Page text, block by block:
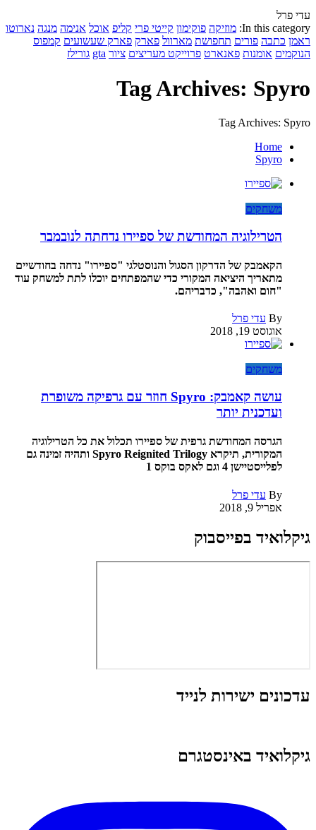
עדי פרל
In this category: מוזיקה פוקימון קייטי פרי קליפ אוכל אנימה מנגה נארוטו
ראמן כתבה פורים תחפושת מארוול פארק פארק שעשועים קמפוס
הנוקמים אומנות פאנארט פרוייקט מעריצים ציור gta גורילז
Tag Archives: Spyro
Tag Archives: Spyro
Home
Spyro
משחקים
הטרילוגיה המחודשת של ספיירו נדחתה לנובמבר
הקאמבק של הדרקון הסגול והנוסטלגי "ספיירו" נדחה בחודשיים
מתאריך היציאה המקורי כדי שהמפתחים יוכלו לתת למשחק עוד
"חום ואהבה", כדבריהם.
By עדי פרל
אוגוסט 19, 2018
משחקים
עושה קאמבק: Spyro חוזר עם גרפיקה משופרת
ועדכנית יותר
הגרסה המחודשת גרפית של ספיירו תכלול את כל הטרילוגיה
המקורית, תיקרא Spyro Reignited Trilogy ותהיה זמינה גם
לפלייסטיישן 4 וגם לאקס בוקס 1
By עדי פרל
אפריל 9, 2018
גיקלואיד בפייסבוק
עדכונים ישירות לנייד
גיקלואיד באינסטגרם